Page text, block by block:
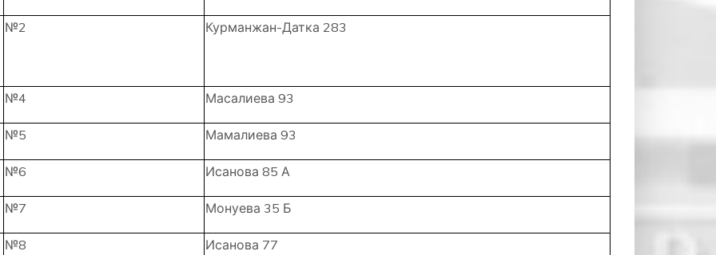
№2 Курманжан-Датка 283
№4 Масалиева 93
№5 Мамалиева 93
№6 Исанова 85 А
№7 Монуева 35 Б
№8 Исанова 77